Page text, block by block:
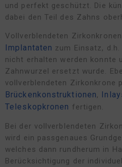
und perfekt geschützt. Die
dabei den Teil des Zahns
Vollverblendeten
Implantaten zum Einsatz,
nicht erhalten werden konnte
Zahnwurzel ersetzt wurde.
vollverblendeten Zirkonkrone
Brückenkonstruktionen,
Teleskopkronen fertigen.
Bei der vollverblendeten
wird ein passgenaues
welches dann rundherum in
Berücksichtigung der